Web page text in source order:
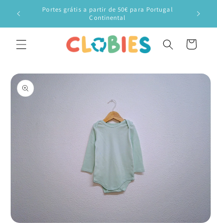
para o
Portes grátis a partir de 50€ para Portugal
Continental
Veste
Carrinho
a
informação
do produto